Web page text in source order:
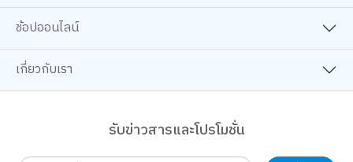
ช้อปออนไลน์
เกี่ยวกับเรา
รับข่าวสารและโปรโมชั่น